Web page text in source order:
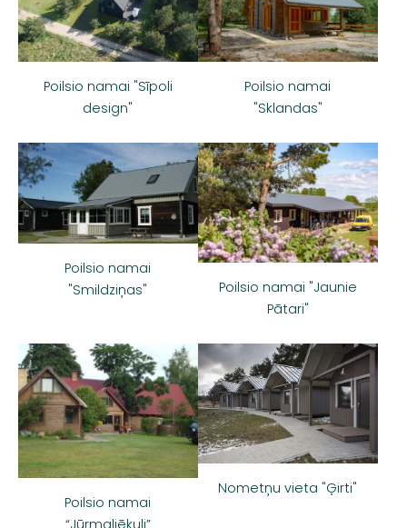
Poilsio namai "Sīpoli
design"
Poilsio namai
"Sklandas"
Poilsio namai
"Smildziņas"
Poilsio namai "Jaunie
Pātari"
Poilsio namai
Nometņu vieta "Ģirti"